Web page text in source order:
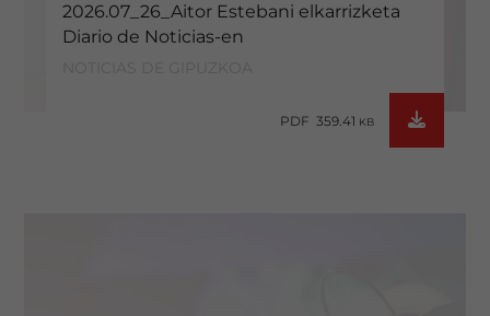
2026.07_26_Aitor Estebani elkarrizketa
Diario de Noticias-en
PDF 359.41 KB